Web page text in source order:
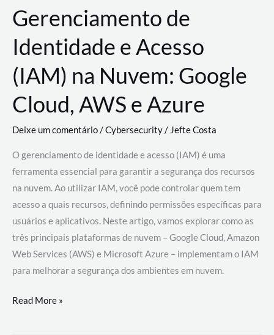
Gerenciamento de
Identidade e Acesso
(IAM) na Nuvem: Google
Cloud, AWS e Azure
Deixe um comentário/Cybersecurity/ Jefte Costa
O gerenciamento de identidade e acesso (IAM) é uma
ferramenta essencial para garantir a segurança dos recursos
na nuvem. Ao utilizar IAM, você pode controlar quem tem
acesso a quais recursos, definindo permissões específicas para
usuários e aplicativos. Neste artigo, vamos explorar como as
três principais plataformas de nuvem – Google Cloud, Amazon
Web Services (AWS) e Microsoft Azure – implementam o IAM
para melhorar a segurança dos ambientes em nuvem.
Gerenciamento
Read More »